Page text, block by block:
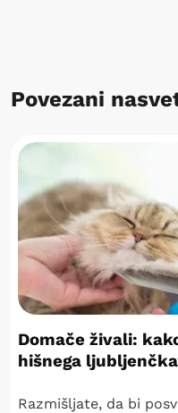
Povezani
Domače živali:
hišnega
Razmišljate, da bi